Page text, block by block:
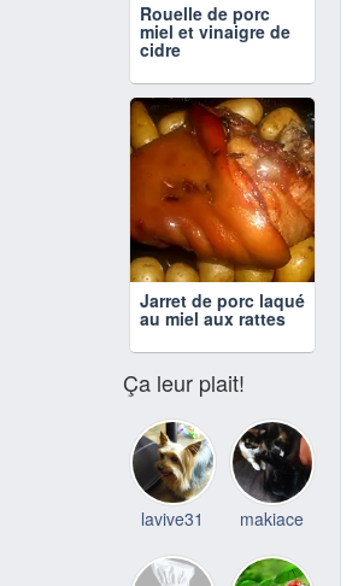
Rouelle de porc
miel et vinaigre de
cidre
Jarret de porc laqué
au miel aux rattes
Ça leur plait!
lavive31 makiace